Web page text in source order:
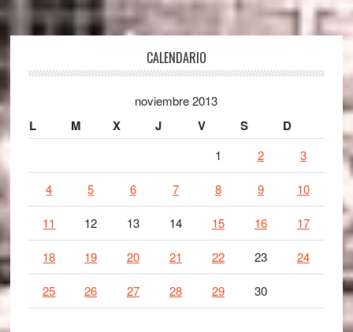
CALENDARIO
noviembre 2013
L M X J V S D
1 2 3
4 5 6 7 8 9 10
11 12 13 14 15 16 17
18 19 20 21 22 23 24
25 26 27 28 29 30